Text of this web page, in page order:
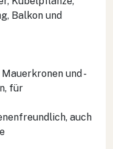
Balkon und
und -
für
auch